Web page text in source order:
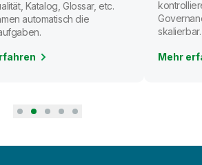
Katalog, Glossar, etc.
automatisch die
skalierbar.
Mehr